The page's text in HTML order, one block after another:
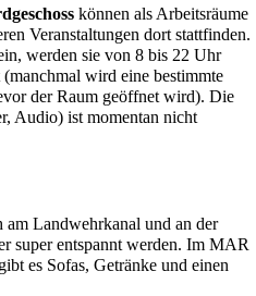
können als Arbeitsräume
Veranstaltungen dort stattfinden.
werden sie von 8 bis 22 Uhr
wird eine bestimmte
der Raum geöffnet wird). Die
Audio) ist momentan nicht
Landwehrkanal und an der
super entspannt werden. Im MAR
es Sofas, Getränke und einen